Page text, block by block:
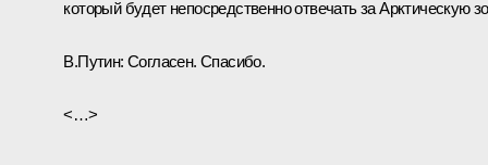
который будет непосредственно отвечать за Арктическую
В.Путин: Согласен. Спасибо.
<…>